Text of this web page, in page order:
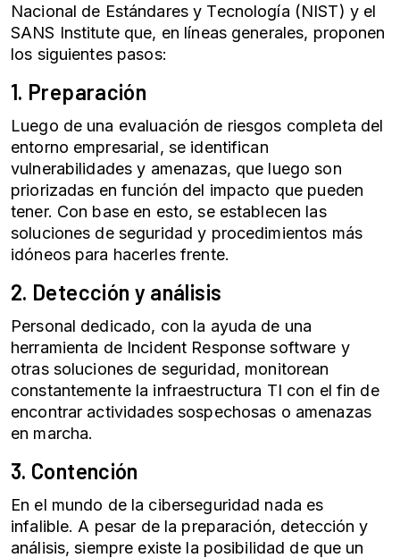
Nacional de Estándares y Tecnología (NIST) y el
SANS Institute que, en líneas generales, proponen
los siguientes pasos:
1. Preparación
Luego de una evaluación de riesgos completa del
entorno empresarial, se identifican
vulnerabilidades y amenazas, que luego son
priorizadas en función del impacto que pueden
tener. Con base en esto, se establecen las
soluciones de seguridad y procedimientos más
idóneos para hacerles frente.
2. Detección y análisis
Personal dedicado, con la ayuda de una
herramienta de Incident Response software y
otras soluciones de seguridad, monitorean
constantemente la infraestructura TI con el fin de
encontrar actividades sospechosas o amenazas
en marcha.
3. Contención
En el mundo de la ciberseguridad nada es
infalible. A pesar de la preparación, detección y
análisis, siempre existe la posibilidad de que un